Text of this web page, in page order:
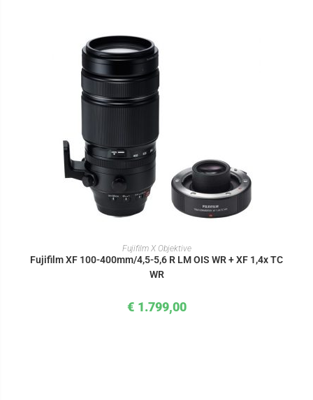
IN DEN WARENKORB
Fujifilm X Objektive
Fujifilm XF 100-400mm/4,5-5,6 R LM OIS WR + XF 1,4x TC
WR
€ 1.799,00